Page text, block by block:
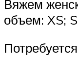
Вяжем
объем: XS;